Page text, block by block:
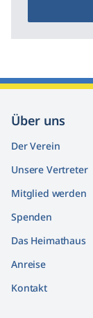
Über uns
Der Verein
Unsere Vertreter
Mitglied werden
Spenden
Das Heimathaus
Anreise
Kontakt